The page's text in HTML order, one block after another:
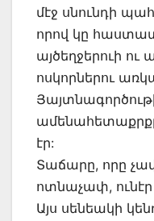
մէջ սնունդի
որով կը
այծեղջերուի ու
ոսկորներու
էր:
Տաճարը, որը
ոտնաչափ,
Այս սենեակի